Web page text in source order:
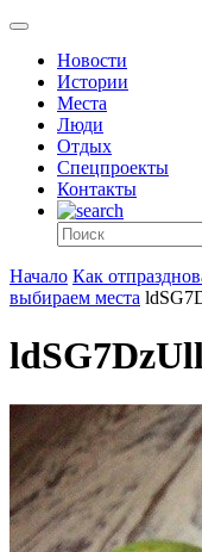
Новости
Истории
Места
Люди
Отдых
Спецпроекты
Контакты
Начало Как
выбираем места